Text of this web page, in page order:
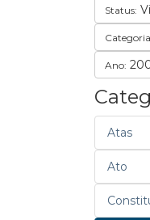
Status:
Ano:
Atas
Ato